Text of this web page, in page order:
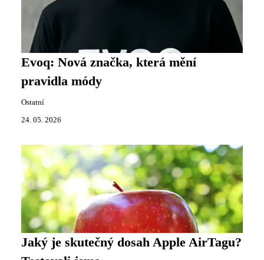
Evoq: Nová značka, která mění
pravidla módy
Ostatní
24. 05. 2026
Jaký je skutečný dosah Apple AirTagu?